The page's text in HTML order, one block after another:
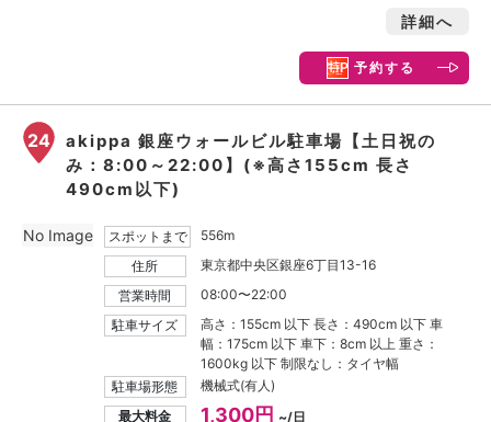
詳細へ
予約する
24
akippa 銀座ウォールビル駐車場【土日祝の
み：8:00～22:00】(※高さ155cm 長さ
490cm以下)
スポットまで
556m
住所
東京都中央区銀座6丁目13-16
営業時間
08:00〜22:00
駐車サイズ
高さ：155cm 以下 長さ：490cm 以下 車
幅：175cm 以下 車下：8cm 以上 重さ：
1600kg 以下 制限なし：タイヤ幅
駐車場形態
機械式(有人)
最大料金
1,300円 ~/日
No Image